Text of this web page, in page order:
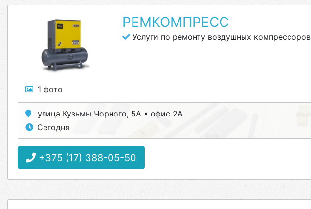
1 фото
РЕМКОМПРЕСС
Услуги по ремонту воздушных компрессоров
улица Кузьмы Чорного, 5А • офис 2А
Сегодня
+375 (17) 388-05-50